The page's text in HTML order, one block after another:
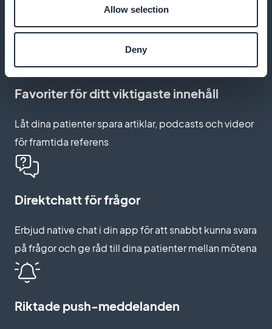
Allow selection
Deny
övningar och självmassage efter sessionen
Favoriter för ditt viktigaste innehåll
Låt dina patienter spara artiklar, podcasts och videor
för framtida referens
Direktchatt för frågor
Erbjud native chat i din app för att snabbt kunna svara
på frågor och ge råd till dina patienter mellan mötena
Riktade push-meddelanden